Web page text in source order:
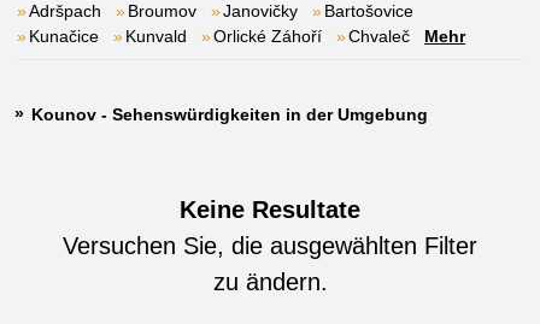
Adršpach
Broumov Janovičky
Bartošovice
Kunačice
Kunvald Orlické Záhoří Chvaleč Mehr
Kounov - Sehenswürdigkeiten in der Umgebung
Keine Resultate
Versuchen Sie, die ausgewählten Filter
zu ändern.